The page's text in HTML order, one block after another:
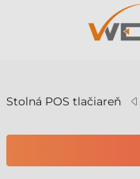
Stolná POS tlačiareň